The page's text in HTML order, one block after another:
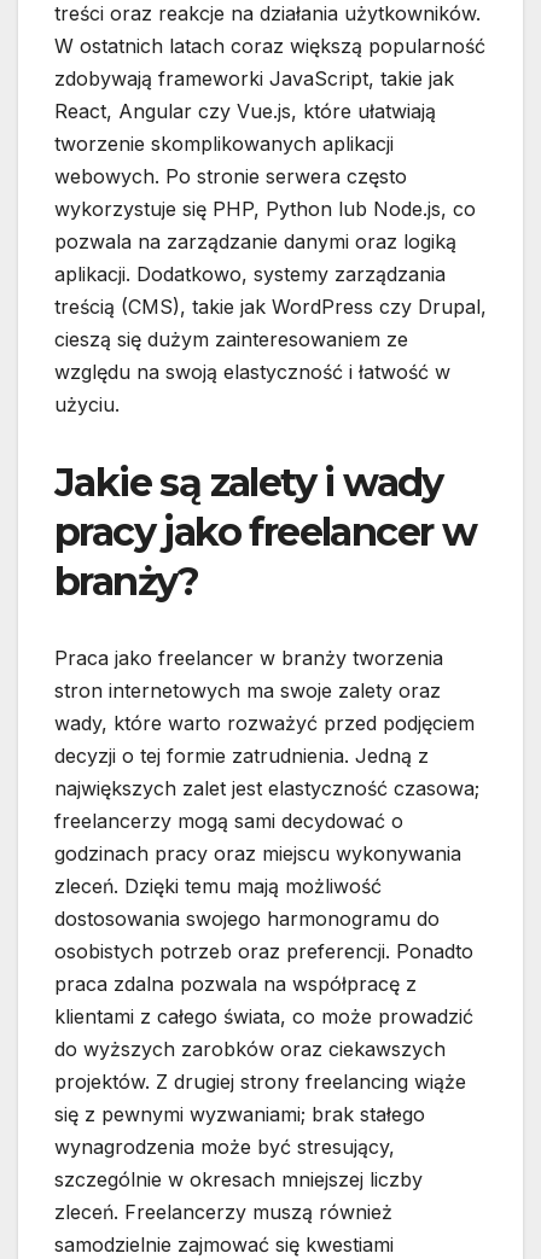
treści oraz reakcje na działania użytkowników.
W ostatnich latach coraz większą popularność
zdobywają frameworki JavaScript, takie jak
React, Angular czy Vue.js, które ułatwiają
tworzenie skomplikowanych aplikacji
webowych. Po stronie serwera często
wykorzystuje się PHP, Python lub Node.js, co
pozwala na zarządzanie danymi oraz logiką
aplikacji. Dodatkowo, systemy zarządzania
treścią (CMS), takie jak WordPress czy Drupal,
cieszą się dużym zainteresowaniem ze
względu na swoją elastyczność i łatwość w
użyciu.
Jakie są zalety i wady
pracy jako freelancer w
branży?
Praca jako freelancer w branży tworzenia
stron internetowych ma swoje zalety oraz
wady, które warto rozważyć przed podjęciem
decyzji o tej formie zatrudnienia. Jedną z
największych zalet jest elastyczność czasowa;
freelancerzy mogą sami decydować o
godzinach pracy oraz miejscu wykonywania
zleceń. Dzięki temu mają możliwość
dostosowania swojego harmonogramu do
osobistych potrzeb oraz preferencji. Ponadto
praca zdalna pozwala na współpracę z
klientami z całego świata, co może prowadzić
do wyższych zarobków oraz ciekawszych
projektów. Z drugiej strony freelancing wiąże
się z pewnymi wyzwaniami; brak stałego
wynagrodzenia może być stresujący,
szczególnie w okresach mniejszej liczby
zleceń. Freelancerzy muszą również
samodzielnie zajmować się kwestiami